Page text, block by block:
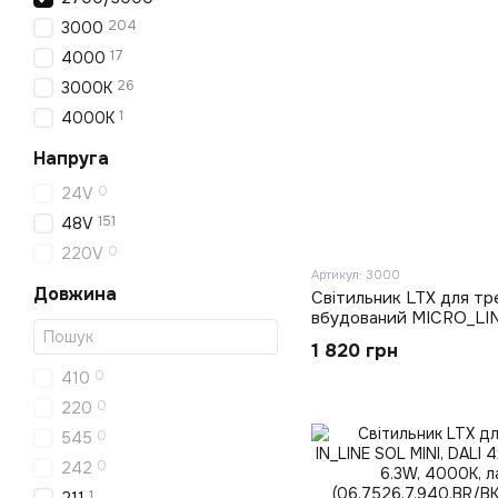
Артикул: 3000
Світильник LTX для
вбудований
L1000mm, W47mm,
(14.R100.BK)
1 820 грн
3000 204
4000 17
3000K 26
4000K 1
Напруга
24V 0
48V 151
220V 0
Довжина
410 0
220 0
545 0
242 0